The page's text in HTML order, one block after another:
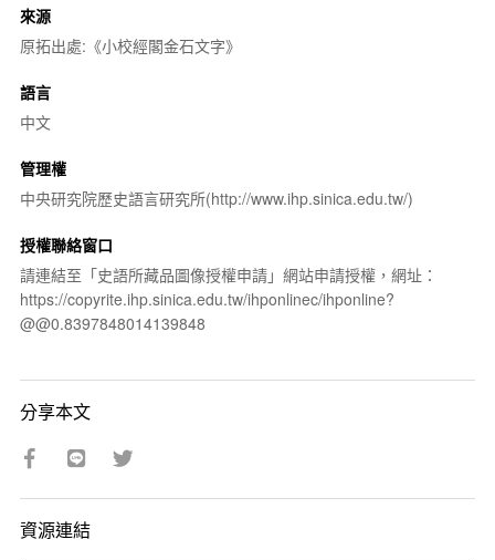
來源
原拓出處:《小校經閣金石文字》
語言
中文
管理權
中央研究院歷史語言研究所(http://www.ihp.sinica.edu.tw/)
授權聯絡窗口
請連結至「史語所藏品圖像授權申請」網站申請授權，網址：
https://copyrite.ihp.sinica.edu.tw/ihponlinec/ihponline?
@@0.8397848014139848
分享本文
資源連結